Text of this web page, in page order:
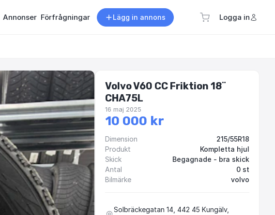
Annonser Förfrågningar Lägg in annons Logga in
Volvo V60 CC Friktion 18¨
CHA75L
16 maj 2025
10 000 kr
Dimension
215/55R18
Produkt
Kompletta hjul
Skick
Begagnade - bra skick
Antal
0 st
Bilmärke
volvo
Solbräckegatan 14, 442 45 Kungälv,